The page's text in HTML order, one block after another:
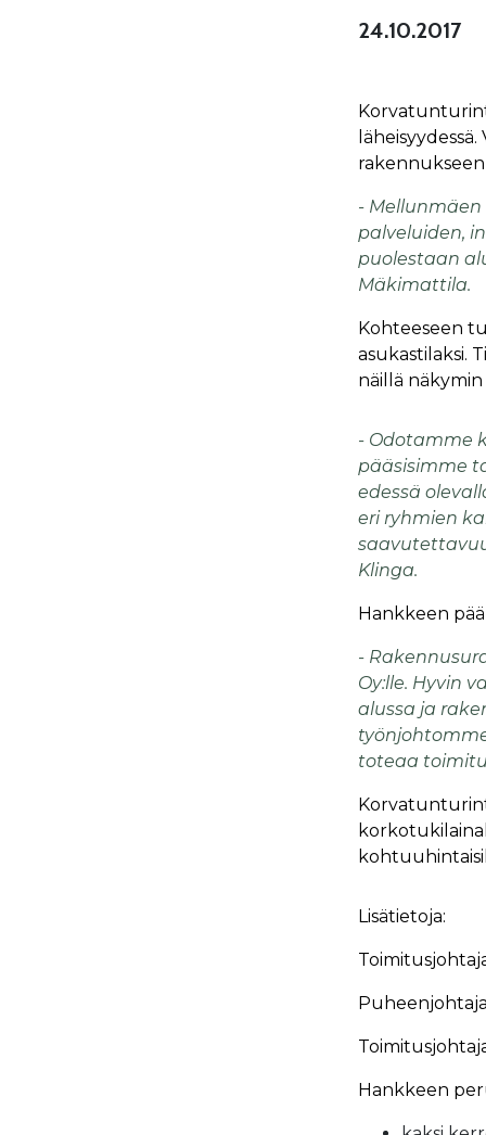
24.10.2017
-
palveluiden,
puolestaan
Mäkimattila.
Kohteeseen
asukastilaksi.
näillä
- Odotamme
pääsisimme
edessä
eri ryhmien
Klinga.
Hankkeen
-
Oy:lle. Hyvin
alussa ja
toteaa
Lisätietoja:
Hankkeen